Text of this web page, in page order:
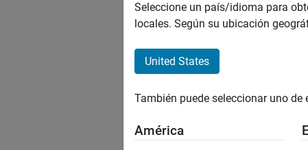
Seleccione un país/idioma para
locales. Según su ubicación
United States
También puede seleccionar uno
América